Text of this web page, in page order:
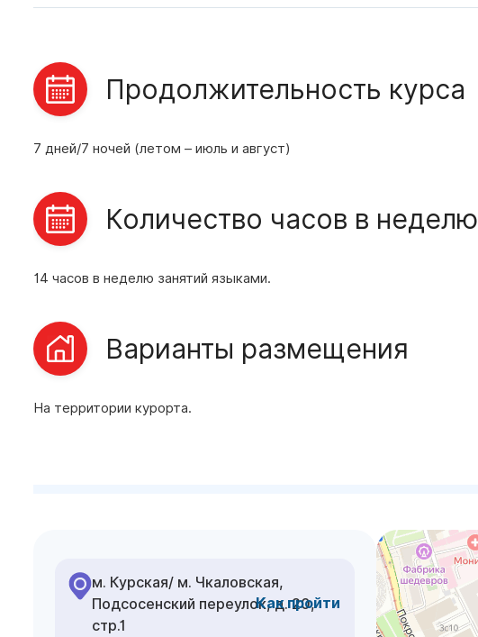
Продолжительность курса
7 дней/7 ночей (летом – июль и август)
Количество часов в неделю
14 часов в неделю занятий языками.
Варианты размещения
На территории курорта.
м. Курская/ м. Чкаловская,
Подсосенский переулок, д. 20,
стр.1
Как пройти